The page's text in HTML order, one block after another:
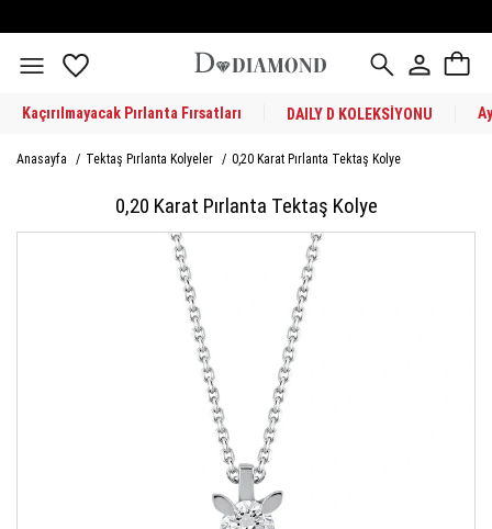
Kaçırılmayacak Pırlanta Fırsatları DAILY D KOLEKSİYONU
Anasayfa / Tektaş Pırlanta Kolyeler / 0,20 Karat Pırlanta Tektaş Kolye
0,20 Karat Pırlanta Tektaş Kolye